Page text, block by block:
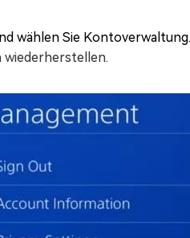
wählen Sie Kontoverwaltung.
wiederherstellen.